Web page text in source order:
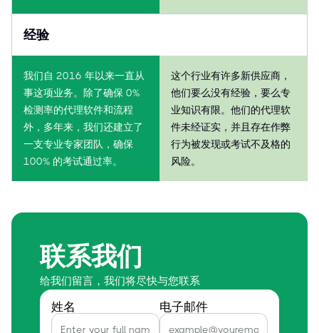
经验
我们自 2016 年以来一直从
事这项业务。除了确保 0%
检测率的代理软件和流程
外，多年来，我们还建立了
一支专业专家团队，确保
100% 的考试通过率。
这个行业有许多新供应商，
他们要么没有经验，要么专
业知识有限。他们的代理软
件未经证实，并且存在作弊
行为被发现或考试不及格的
风险。
联系我们
给我们留言，我们将尽快与您联系
姓名 电子邮件